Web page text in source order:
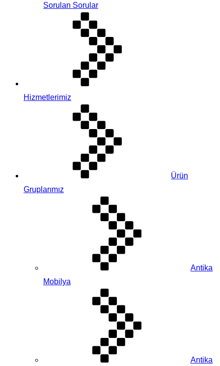
Sorulan Sorular
Hizmetlerimiz
Ürün
Gruplarımız
Antika
Mobilya
Antika